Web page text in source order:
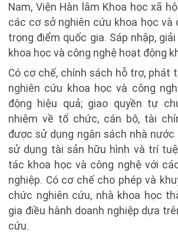
Nam, Viện Hàn lâm Khoa học xã
các cơ sở nghiên cứu khoa học và
trọng điểm quốc gia. Sáp nhập,
khoa học và công nghệ hoạt động
Có cơ chế, chính sách hỗ trợ, phát
nghiên cứu khoa học và công
động hiệu quả; giao quyền tự
nhiệm về tổ chức, cán bộ, tài
được sử dụng ngân sách nhà nước
sử dụng tài sản hữu hình và trí
tác khoa học và công nghệ với
nghiệp. Có cơ chế cho phép và
chức nghiên cứu, nhà khoa học
gia điều hành doanh nghiệp dựa
cứu.